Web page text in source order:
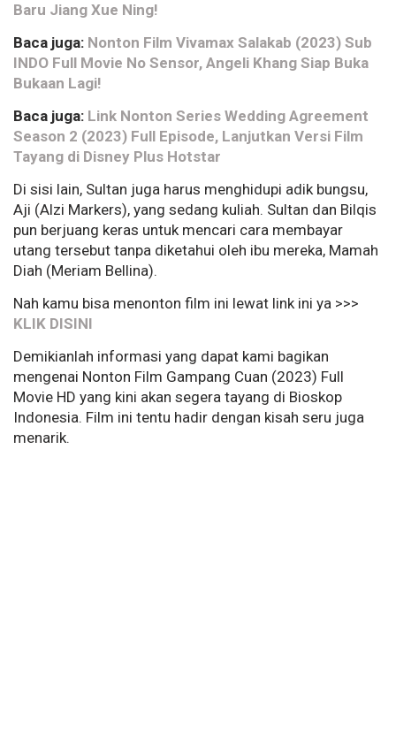
Baru Jiang Xue Ning!
Baca juga: Nonton Film Vivamax Salakab (2023) Sub
INDO Full Movie No Sensor, Angeli Khang Siap Buka
Bukaan Lagi!
Baca juga: Link Nonton Series Wedding Agreement
Season 2 (2023) Full Episode, Lanjutkan Versi Film
Tayang di Disney Plus Hotstar
Di sisi lain, Sultan juga harus menghidupi adik bungsu,
Aji (Alzi Markers), yang sedang kuliah. Sultan dan Bilqis
pun berjuang keras untuk mencari cara membayar
utang tersebut tanpa diketahui oleh ibu mereka, Mamah
Diah (Meriam Bellina).
Nah kamu bisa menonton film ini lewat link ini ya >>>
KLIK DISINI
Demikianlah informasi yang dapat kami bagikan
mengenai Nonton Film Gampang Cuan (2023) Full
Movie HD yang kini akan segera tayang di Bioskop
Indonesia. Film ini tentu hadir dengan kisah seru juga
menarik.